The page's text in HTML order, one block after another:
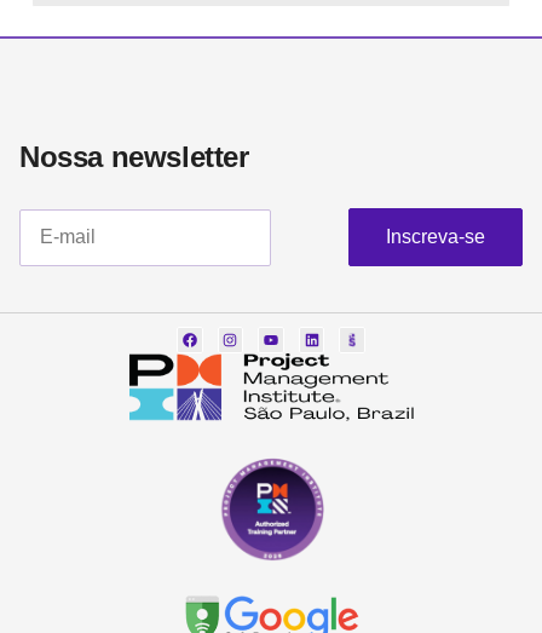
Nossa newsletter​
Inscreva-se